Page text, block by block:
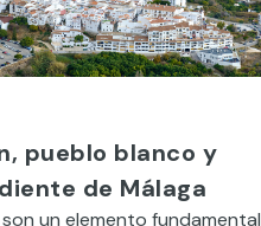
pueblo blanco y
de Málaga
un elemento fundamental